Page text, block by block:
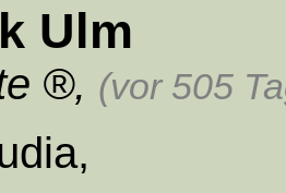
Ulm
, (vor 505